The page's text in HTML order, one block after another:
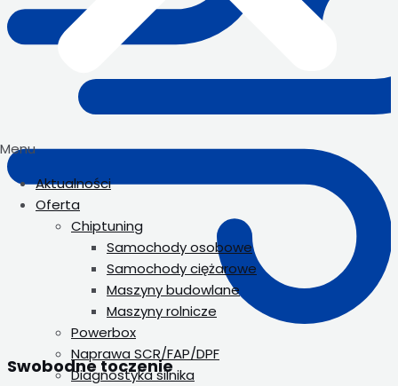
Menu
Aktualności
Oferta
Chiptuning
Samochody osobowe
Samochody ciężarowe
Maszyny budowlane
Maszyny rolnicze
Powerbox
Naprawa SCR/FAP/DPF
Diagnostyka silnika
Swobodne toczenie